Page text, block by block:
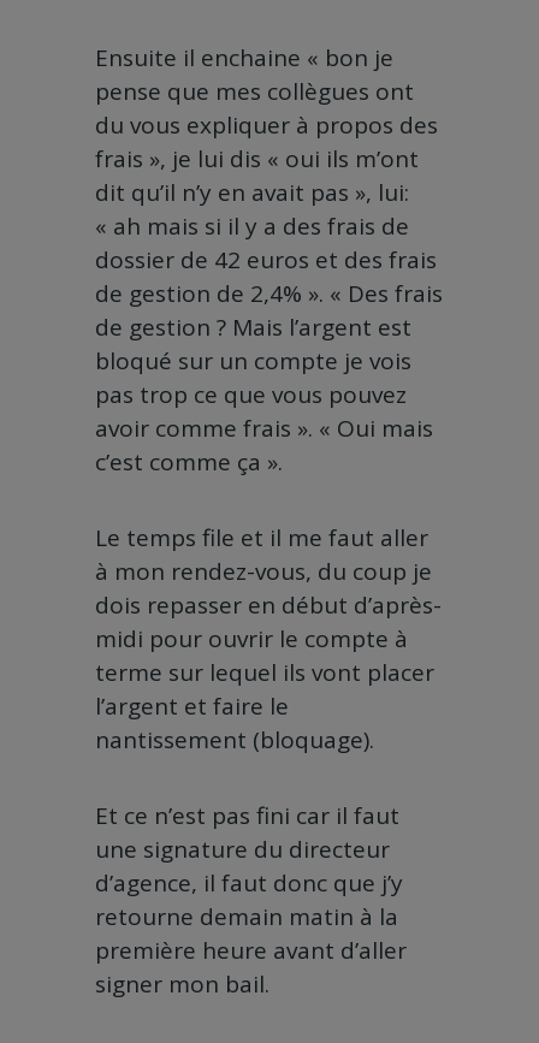
Ensuite il enchaine « bon je
pense que mes collègues ont
du vous expliquer à propos des
frais », je lui dis « oui ils m’ont
dit qu’il n’y en avait pas », lui:
« ah mais si il y a des frais de
dossier de 42 euros et des frais
de gestion de 2,4% ». « Des frais
de gestion ? Mais l’argent est
bloqué sur un compte je vois
pas trop ce que vous pouvez
avoir comme frais ». « Oui mais
c’est comme ça ».
Le temps file et il me faut aller
à mon rendez-vous, du coup je
dois repasser en début d’après-
midi pour ouvrir le compte à
terme sur lequel ils vont placer
l’argent et faire le
nantissement (bloquage).
Et ce n’est pas fini car il faut
une signature du directeur
d’agence, il faut donc que j’y
retourne demain matin à la
première heure avant d’aller
signer mon bail.